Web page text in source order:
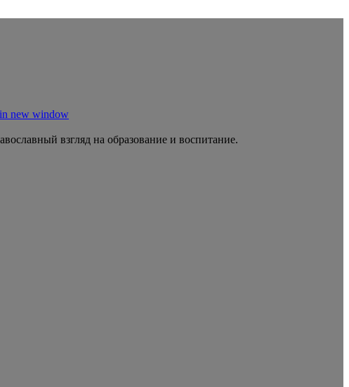
new window
взгляд на образование и воспитание.